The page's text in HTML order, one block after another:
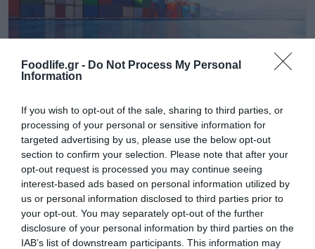
Foodlife.gr - Do Not Process My Personal
Information
If you wish to opt-out of the sale, sharing to third parties, or
processing of your personal or sensitive information for
targeted advertising by us, please use the below opt-out
section to confirm your selection. Please note that after your
opt-out request is processed you may continue seeing
interest-based ads based on personal information utilized by
us or personal information disclosed to third parties prior to
your opt-out. You may separately opt-out of the further
disclosure of your personal information by third parties on the
IAB’s list of downstream participants. This information may
06.08.2026
Τα τρία προϊόντα που ξεχωρίζουν στις
ελληνικές εξαγωγές τροφίμων